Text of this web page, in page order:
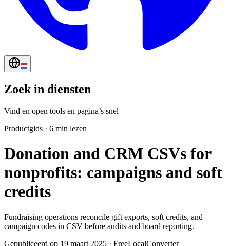
Zoek in diensten
Vind en open tools en pagina’s snel
Productgids · 6 min lezen
Donation and CRM CSVs for
nonprofits: campaigns and soft
credits
Fundraising operations reconcile gift exports, soft credits, and
campaign codes in CSV before audits and board reporting.
Gepubliceerd op 19 maart 2025 · FreeLocalConverter